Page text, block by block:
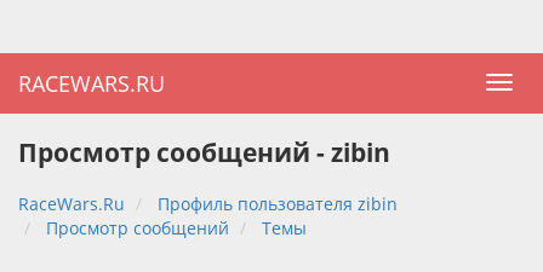
RACEWARS.RU
Просмотр сообщений - zibin
RaceWars.Ru
Профиль пользователя zibin
Просмотр сообщений
Темы